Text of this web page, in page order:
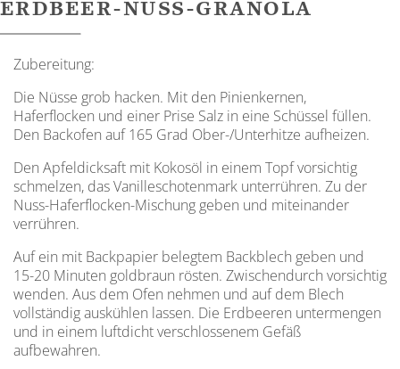
ERDBEER-NUSS-GRANOLA
Zubereitung:
Die Nüsse grob hacken. Mit den Pinienkernen,
Haferflocken und einer Prise Salz in eine Schüssel füllen.
Den Backofen auf 165 Grad Ober-/Unterhitze aufheizen.
Den Apfeldicksaft mit Kokosöl in einem Topf vorsichtig
schmelzen, das Vanilleschotenmark unterrühren. Zu der
Nuss-Haferflocken-Mischung geben und miteinander
verrühren.
Auf ein mit Backpapier belegtem Backblech geben und
15-20 Minuten goldbraun rösten. Zwischendurch vorsichtig
wenden. Aus dem Ofen nehmen und auf dem Blech
vollständig auskühlen lassen. Die Erdbeeren untermengen
und in einem luftdicht verschlossenem Gefäß
aufbewahren.